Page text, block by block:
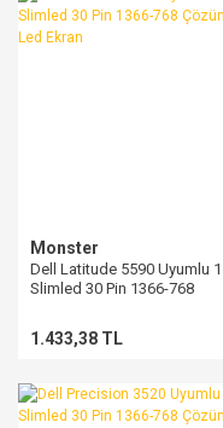
Monster
Dell Latitude 5590 Uyumlu
Slimled 30 Pin 1366-768
1.433,38 TL